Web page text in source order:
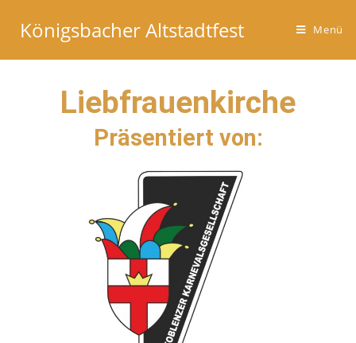
Königsbacher Altstadtfest Menü
Liebfrauenkirche
Präsentiert von: